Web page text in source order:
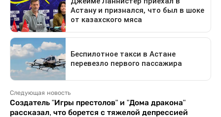
Следующая новость
Создатель "Игры престолов" и "Дома дракона"
рассказал, что борется с тяжелой депрессией